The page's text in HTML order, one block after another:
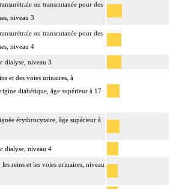
ou transcutanée pour des
niveau 3
ou transcutanée pour des
niveau 4
dialyse, niveau 3
et des voies urinaires, à
diabétique, âge supérieur à 17
érythrocytaire, âge supérieur à
dialyse, niveau 4
reins et les voies urinaires, niveau